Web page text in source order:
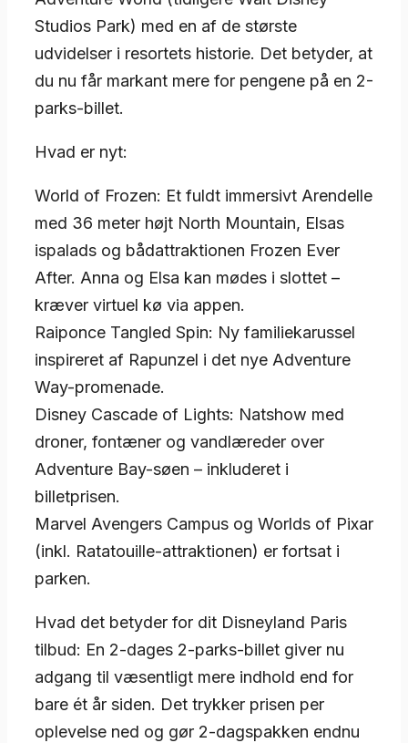
Studios Park) med en af de største
udvidelser i resortets historie. Det betyder, at
du nu får markant mere for pengene på en 2-
parks-billet.
Hvad er nyt:
World of Frozen: Et fuldt immersivt Arendelle
med 36 meter højt North Mountain, Elsas
ispalads og bådattraktionen Frozen Ever
After. Anna og Elsa kan mødes i slottet –
kræver virtuel kø via appen.
Raiponce Tangled Spin: Ny familiekarussel
inspireret af Rapunzel i det nye Adventure
Way-promenade.
Disney Cascade of Lights: Natshow med
droner, fontæner og vandlæreder over
Adventure Bay-søen – inkluderet i
billetprisen.
Marvel Avengers Campus og Worlds of Pixar
(inkl. Ratatouille-attraktionen) er fortsat i
parken.
Hvad det betyder for dit Disneyland Paris
tilbud: En 2-dages 2-parks-billet giver nu
adgang til væsentligt mere indhold end for
bare ét år siden. Det trykker prisen per
oplevelse ned og gør 2-dagspakken endnu